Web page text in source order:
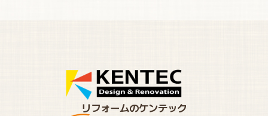
リフォームのケンテック